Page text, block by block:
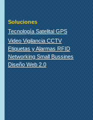
Soluciones
Tecnología Satelital GPS
Video Vigilancia CCTV
Etiquetas y Alarmas RFID
Networking Small Bussines
Diseño Web 2.0